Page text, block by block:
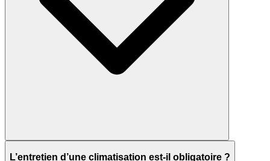
L’entretien d’une climatisation est-il obligatoire ?